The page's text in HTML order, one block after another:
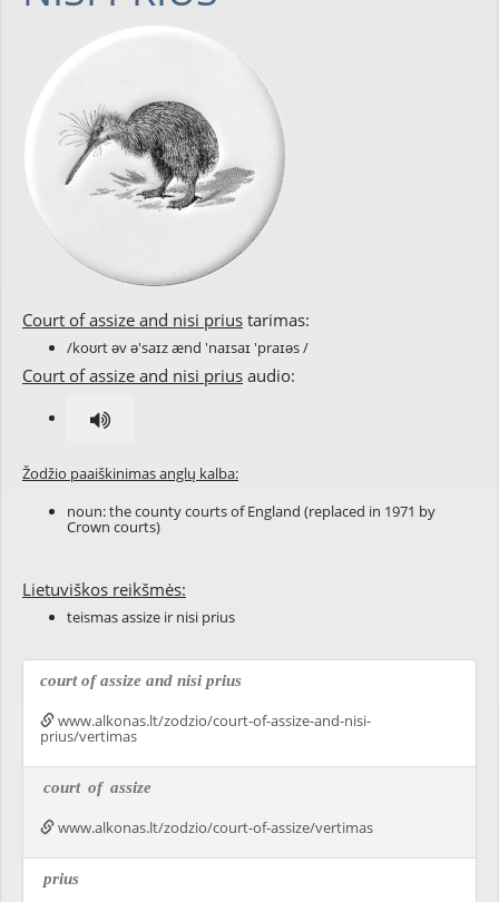
Court of assize and nisi prius tarimas:
/koʊrt əv ə'saɪz ænd 'naɪsaɪ 'praɪəs /
Court of assize and nisi prius audio:
Žodžio paaiškinimas anglų kalba:
noun: the county courts of England (replaced in 1971 by
Crown courts)
Lietuviškos reikšmės:
teismas assize ir nisi prius
court of assize and nisi prius
www.alkonas.lt/zodzio/court-of-assize-and-nisi-
prius/vertimas
court of assize
www.alkonas.lt/zodzio/court-of-assize/vertimas
prius